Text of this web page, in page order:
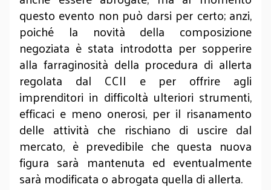
questo evento non può darsi per certo; anzi,
poiché la novità della composizione
negoziata è stata introdotta per sopperire
alla farraginosità della procedura di allerta
regolata dal CCII e per offrire agli
imprenditori in difficoltà ulteriori strumenti,
efficaci e meno onerosi, per il risanamento
delle attività che rischiano di uscire dal
mercato, è prevedibile che questa nuova
figura sarà mantenuta ed eventualmente
sarà modificata o abrogata quella di allerta.